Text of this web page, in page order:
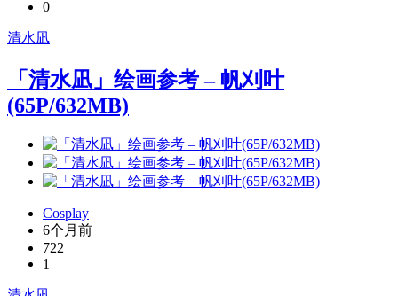
0
清水凪
「清水凪」绘画参考 – 帆刈叶
(65P/632MB)
Cosplay
6个月前
722
1